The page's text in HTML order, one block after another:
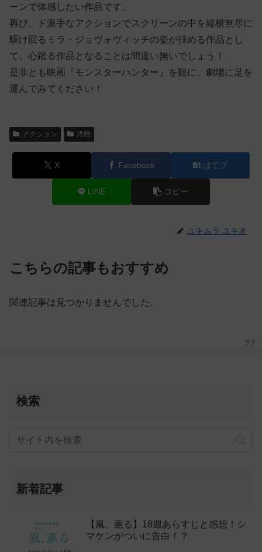
ーンで体感したい作品です。
再び、ド派手なアクションでスクリーンの中を縦横無尽に
駆け回るミラ・ジョヴォヴィッチの姿が拝める作品とし
て、心躍る作品となることは間違い無いでしょう！
是非とも映画『モンスターハンター』を観に、劇場に足を
運んでみてください！
アクション 洋画
X Facebook はてブ
LINE コピー
ユキムラ ユキオ
こちらの記事もおすすめ
関連記事は見つかりませんでした。
検索
新着記事
【風、薫る】18週あらすじと感想！シ
マケンがついに告白！？